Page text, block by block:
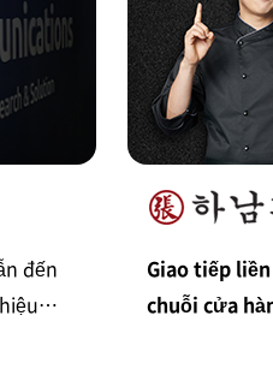
đến
Giao tiếp
chuỗi cửa